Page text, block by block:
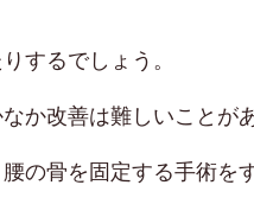
するでしょう。
か改善は難しいことが
の骨を固定する手術を